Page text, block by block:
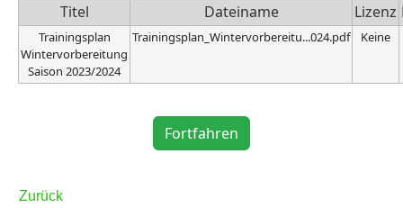
Titel
Dateiname Lizenz
Trainingsplan
Wintervorbereitung
Saison 2023/2024
Trainingsplan_Wintervorbereitu...024.pdf Keine
Fortfahren
Zurück